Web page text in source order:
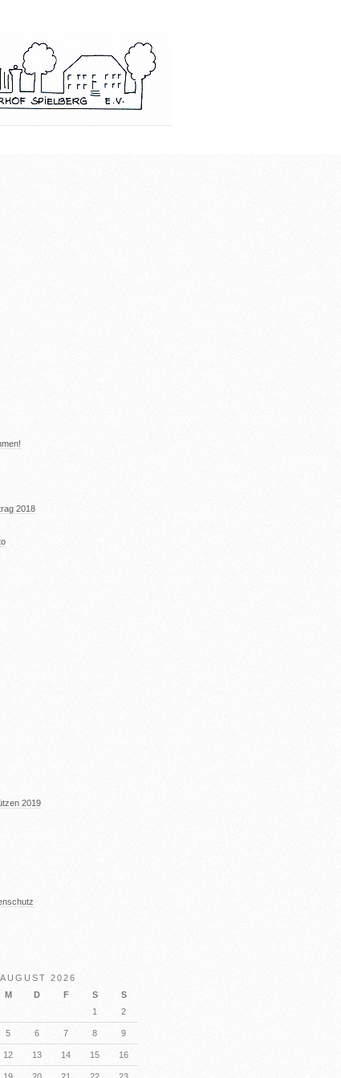
2018
2019
AUGUST 2026
M D F S
S
1
2
5 6 7 8 9
12 13 14 15 16